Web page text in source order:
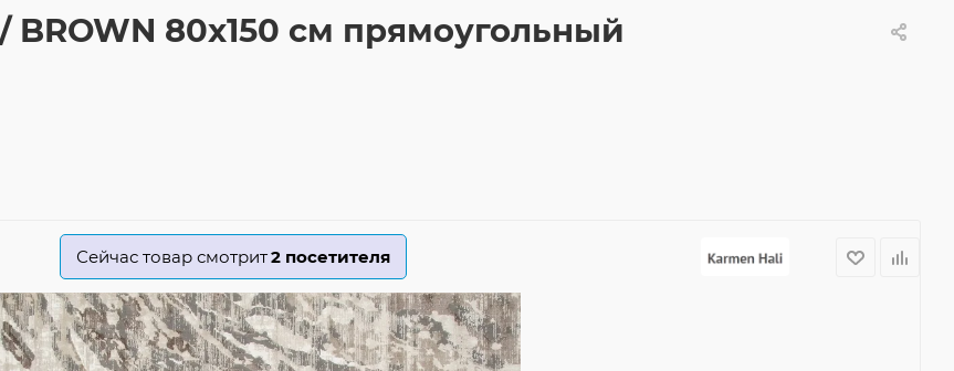
/ BROWN 80x150 см прямоугольный
Сейчас товар смотрит2 посетителя